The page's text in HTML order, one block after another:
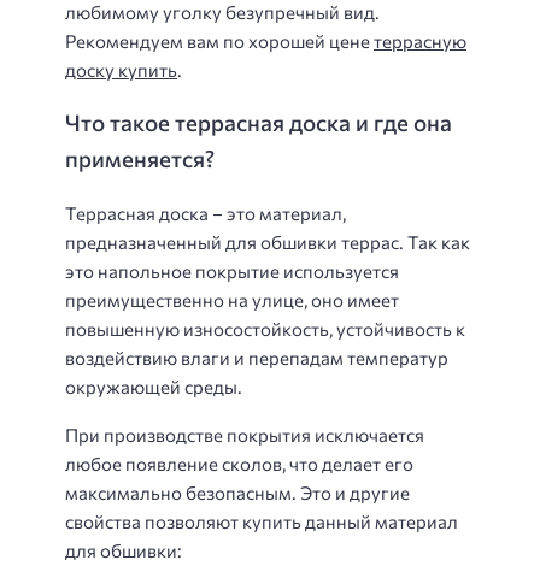
любимому уголку безупречный вид.
Рекомендуем вам по хорошей ценетеррасную
доску купить.
Что такое террасная доска и где она
применяется?
Террасная доска – это материал,
предназначенный для обшивки террас. Так как
это напольное покрытие используется
преимущественно на улице, оно имеет
повышенную износостойкость, устойчивость к
воздействию влаги и перепадам температур
окружающей среды.
При производстве покрытия исключается
любое появление сколов, что делает его
максимально безопасным. Это и другие
свойства позволяют купить данный материал
для обшивки: